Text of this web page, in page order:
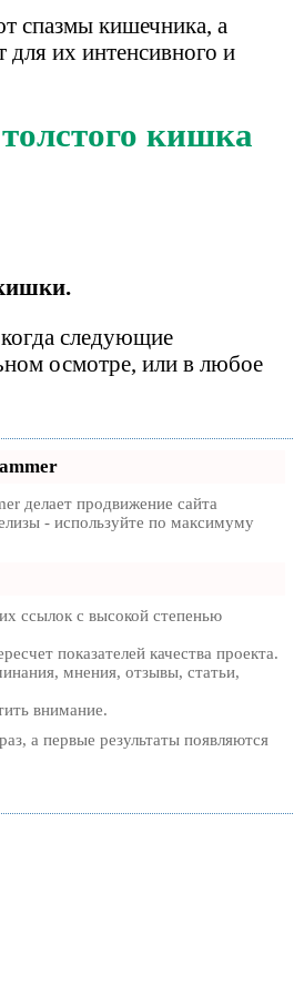
спазмы кишечника, а
для их интенсивного и
кишка
следующие
осмотре, или в любое
делает продвижение сайта
- используйте по максимуму
ссылок с высокой степенью
показателей качества проекта.
мнения, отзывы, статьи,
внимание.
а первые результаты появляются